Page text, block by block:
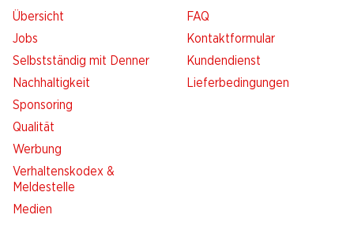
Übersicht
Jobs
Selbstständig mit Denner
Nachhaltigkeit
Sponsoring
Qualität
Werbung
Verhaltenskodex &
Meldestelle
Medien
FAQ
Kontaktformular
Kundendienst
Lieferbedingungen